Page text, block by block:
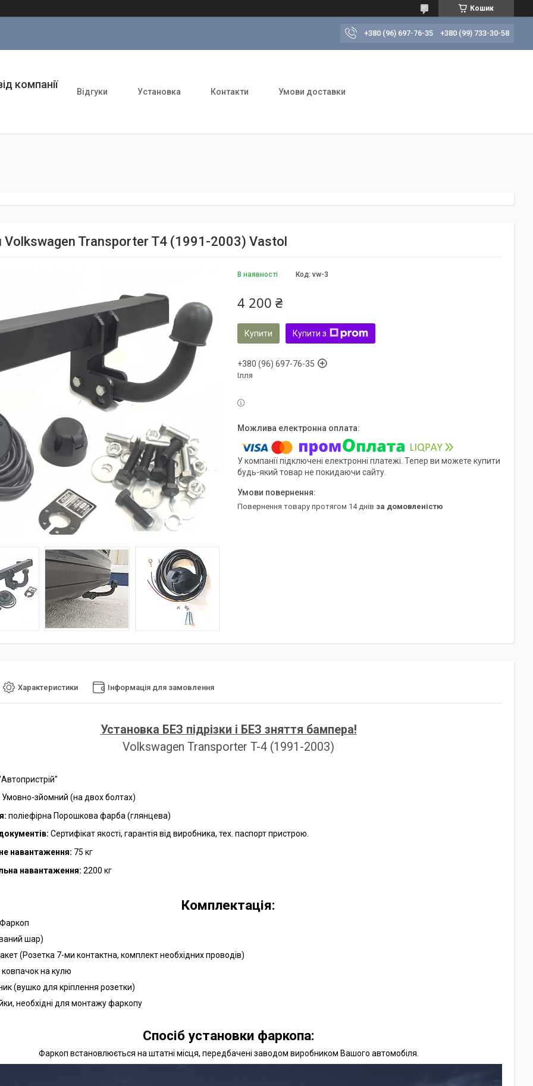
Кошик
+380 (96) 697-76-35 +380 (99) 733-30-58
компанії
Відгуки Установка Контакти Умови доставки
Transporter T4 (1991-2003) Vastol
В наявності Код: vw-3
4 200 ₴
Купити Купити з
+380 (96) 697-76-35
Ілля
У компанії підключені електронні платежі. Тепер ви можете купити
будь-який товар не покидаючи сайту.
повернення товару протягом 14 днів за домовленістю
Характеристики Інформація для замовлення
Установка БЕЗ підрізки і БЕЗ зняття бампера!
Volkswagen Transporter T-4 (1991-2003)
Умовно-зйомний (на двох болтах)
поліефірна Порошкова фарба (глянцева)
Сертифікат якості, гарантія від виробника, тех. паспорт пристрою.
навантаження: 75 кг
навантаження: 2200 кг
Комплектація:
шар)
(Розетка 7-ми контактна, комплект необхідних проводів)
ковпачок на кулю
(вушко для кріплення розетки)
необхідні для монтажу фаркопу
Спосіб установки фаркопа:
Фаркоп встановлюється на штатні місця, передбачені заводом виробником Вашого автомобіля.